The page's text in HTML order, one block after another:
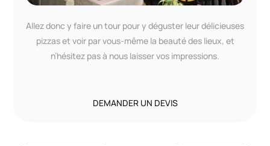
Allez donc y faire un tour pour y déguster leur délicieuses
pizzas et voir par vous-même la beauté des lieux, et
n’hésitez pas à nous laisser vos impressions.
DEMANDER UN DEVIS